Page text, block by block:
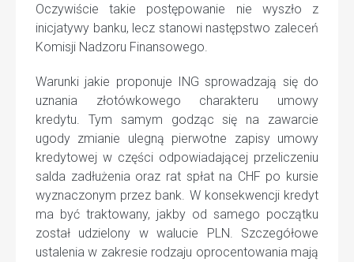
Oczywiście takie postępowanie nie wyszło z
inicjatywy banku, lecz stanowi następstwo zaleceń
Komisji Nadzoru Finansowego.
Warunki jakie proponuje ING sprowadzają się do
uznania złotówkowego charakteru umowy
kredytu. Tym samym godząc się na zawarcie
ugody zmianie ulegną pierwotne zapisy umowy
kredytowej w części odpowiadającej przeliczeniu
salda zadłużenia oraz rat spłat na CHF po kursie
wyznaczonym przez bank. W konsekwencji kredyt
ma być traktowany, jakby od samego początku
został udzielony w walucie PLN. Szczegółowe
ustalenia w zakresie rodzaju oprocentowania mają